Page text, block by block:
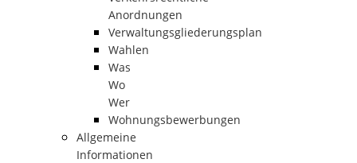
Anordnungen
Verwaltungsgliederungsplan
Wahlen
Was
Wo
Wer
Wohnungsbewerbungen
Allgemeine
Informationen